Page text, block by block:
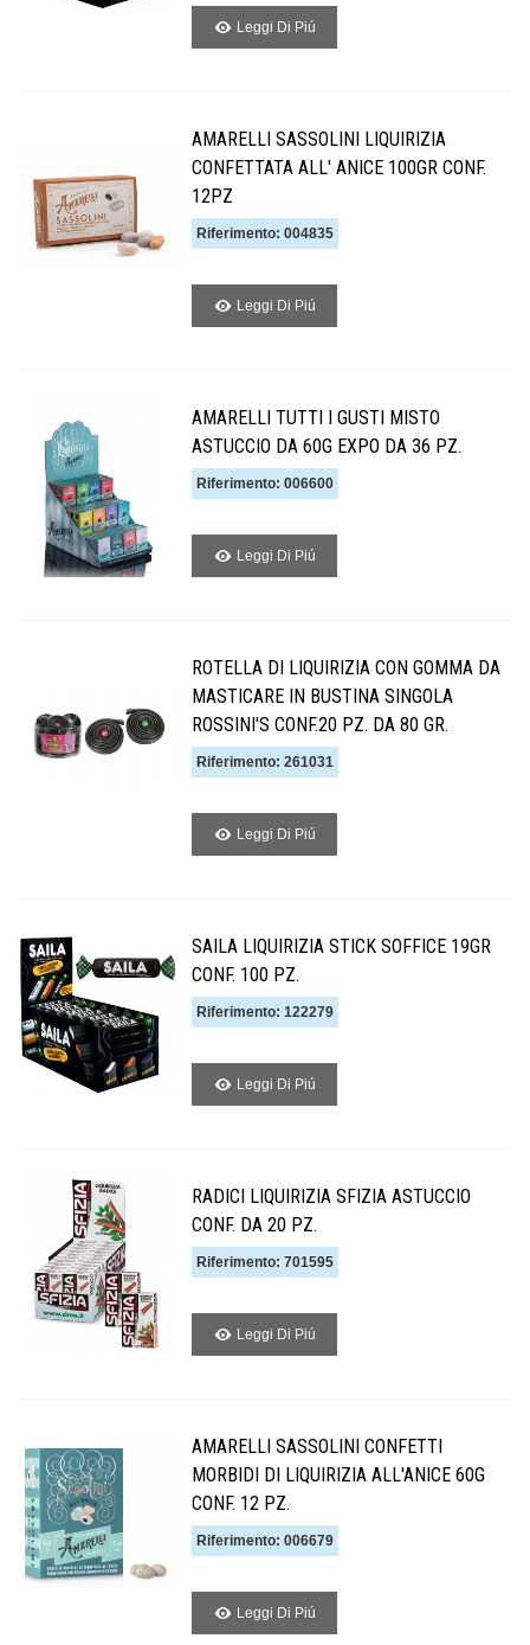
Leggi Di Piú
AMARELLI SASSOLINI LIQUIRIZIA
CONFETTATA ALL' ANICE 100GR CONF.
12PZ
Riferimento: 004835
Leggi Di Piú
AMARELLI TUTTI I GUSTI MISTO
ASTUCCIO DA 60G EXPO DA 36 PZ.
Riferimento: 006600
Leggi Di Piú
ROTELLA DI LIQUIRIZIA CON GOMMA DA
MASTICARE IN BUSTINA SINGOLA
ROSSINI'S CONF.20 PZ. DA 80 GR.
Riferimento: 261031
Leggi Di Piú
SAILA LIQUIRIZIA STICK SOFFICE 19GR
CONF. 100 PZ.
Riferimento: 122279
Leggi Di Piú
RADICI LIQUIRIZIA SFIZIA ASTUCCIO
CONF. DA 20 PZ.
Riferimento: 701595
Leggi Di Piú
AMARELLI SASSOLINI CONFETTI
MORBIDI DI LIQUIRIZIA ALL'ANICE 60G
CONF. 12 PZ.
Riferimento: 006679
Leggi Di Piú